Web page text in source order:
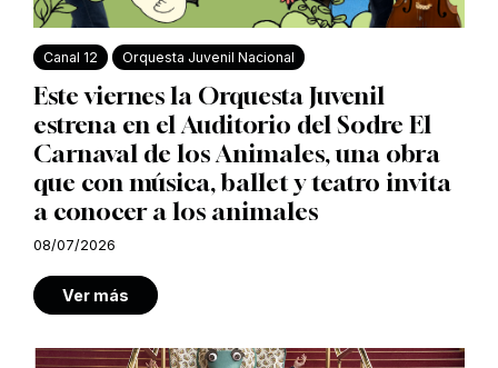
Canal 12 Orquesta Juvenil Nacional
Este viernes la Orquesta Juvenil
estrena en el Auditorio del Sodre El
Carnaval de los Animales, una obra
que con música, ballet y teatro invita
a conocer a los animales
08/07/2026
Ver más